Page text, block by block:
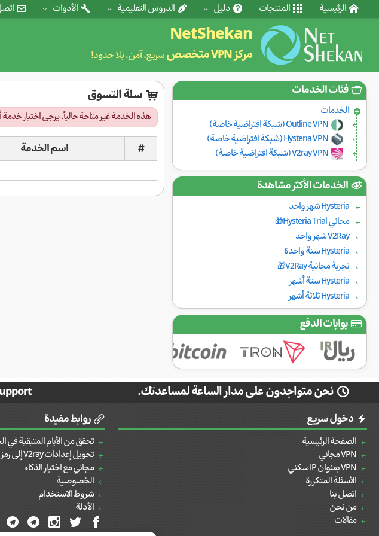
الرئيسية المنتجات دليل الدروس التعليمية الأدوات
NetShekan
مركز VPN متخصص سريع، آمن، بلا حدود!
سلة التسوق
هذه الخدمة غير متاحة حالياً. يرجى اختيار
# اسم الخدمة
فئات الخدمات
الخدمات
Outline VPN (شبكة افتراضية خاصة)
Hysteria VPN (شبكة افتراضية خاصة)
V2ray VPN (شبكة افتراضية خاصة)
الخدمات الأكثر مشاهدة
Hysteria شهر واحد
مجاني Hysteria Trial🎁
V2Ray شهر واحد
Hysteria سنة واحدة
تجربة مجانية V2Ray🎁
Hysteria ستة أشهر
Hysteria ثلاثة أشهر
بوابات الدفع
نحن متواجدون على مدار الساعة لمساعدتك.
دخول سريع
الصفحة الرئيسية
VPN مجاني
VPN بعنوان IP سكني
الأسئلة المتكررة
اتصل بنا
من نحن
مقالات
روابط مفيدة
تحقق من الأيام المتبقية في
تحويل إعدادات V2ray إلى رمز QR
مجاني مع اختبار الذكاء
الخصوصية
شروط الاستخدام
الأدلة